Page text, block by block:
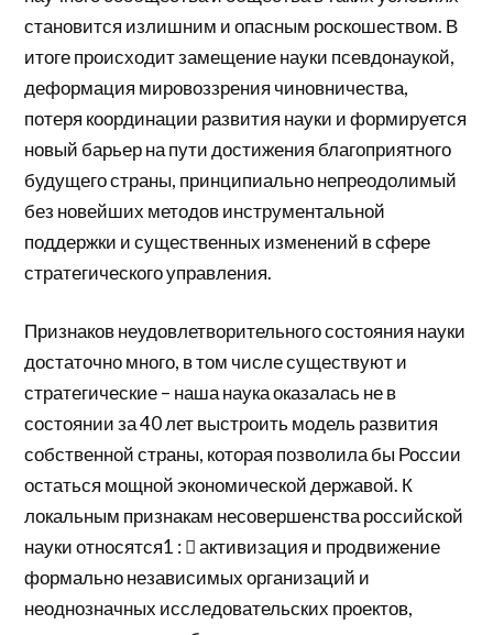
становится излишним и опасным роскошеством. В
итоге происходит замещение науки псевдонаукой,
деформация мировоззрения чиновничества,
потеря координации развития науки и формируется
новый барьер на пути достижения благоприятного
будущего страны, принципиально непреодолимый
без новейших методов инструментальной
поддержки и существенных изменений в сфере
стратегического управления.
Признаков неудовлетворительного состояния науки
достаточно много, в том числе существуют и
стратегические – наша наука оказалась не в
состоянии за 40 лет выстроить модель развития
собственной страны, которая позволила бы России
остаться мощной экономической державой. К
локальным признакам несовершенства российской
науки относятся1 :  активизация и продвижение
формально независимых организаций и
неоднозначных исследовательских проектов,